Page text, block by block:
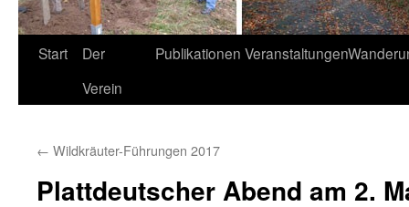
Start
Der
Verein
Publikationen Veranstaltungen
← Wildkräuter-Führungen 2017
Plattdeutscher Abend am 2.